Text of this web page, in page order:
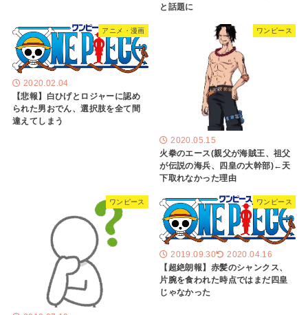
と話題に
アニメ・漫画
2020.02.04
【悲報】白ひげとロジャーに認め
られた男おでん、選択肢を全て間
違えてしまう
ワンピース
2020.05.15
火拳のエース(親父が海賊王、祖父
が伝説の海兵、四皇の大幹部)←天
下取れなかった理由
ワンピース ワンピース
2019.09.30 2020.04.16
【超絶朗報】赤髪のシャンクス、
片腕を食われた時点ではまだ四皇
じゃなかった